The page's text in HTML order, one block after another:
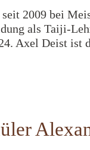
2009 bei
als Taiji-
Axel Deist ist